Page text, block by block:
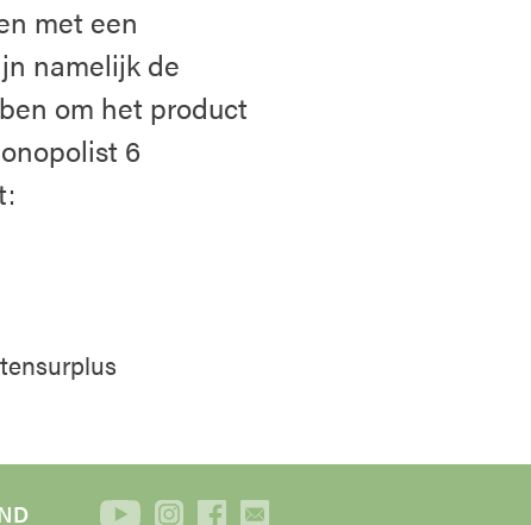
met een
namelijk de
om het product
6